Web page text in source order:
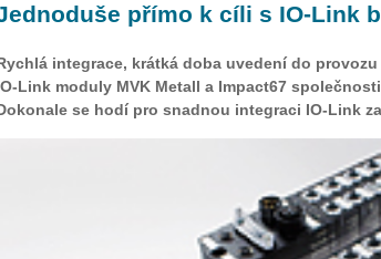
přímo k cíli s IO-Link
integrace, krátká doba uvedení do
Link moduly MVK Metall a Impact67
se hodí pro snadnou integraci IO-Link